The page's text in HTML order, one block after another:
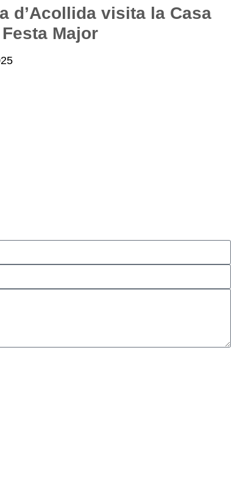
d’Acollida visita la Casa
Major